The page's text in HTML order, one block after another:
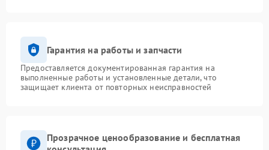
Гарантия на работы и запчасти
Предоставляется документированная гарантия на
выполненные работы и установленные детали, что
защищает клиента от повторных неисправностей
Прозрачное ценообразование и бесплатная